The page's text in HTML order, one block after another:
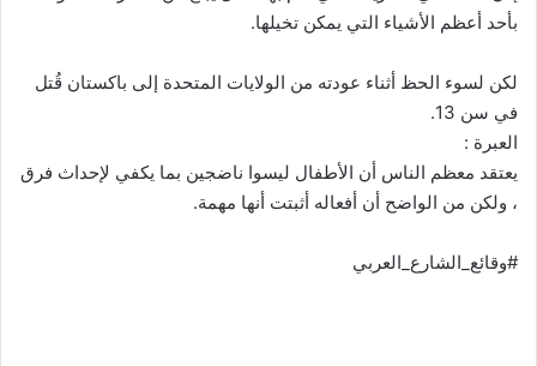
بأحد أعظم الأشياء التي يمكن تخيلها.
لكن لسوء الحظ أثناء عودته من الولايات المتحدة إلى باكستان قُتل
في سن 13.
العبرة :
يعتقد معظم الناس أن الأطفال ليسوا ناضجين بما يكفي لإحداث فرق
، ولكن من الواضح أن أفعاله أثبتت أنها مهمة.
#وقائع_الشارع_العربي